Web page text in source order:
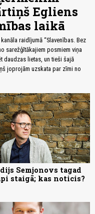
Egliens
laikā
raidījumā “Slavenības. Bez
sarežģītākajiem posmiem viņa
daudzas lietas, un tieši šajā
joprojām uzskata par zīmi no
Semjonovs tagad
staigā; kas noticis?